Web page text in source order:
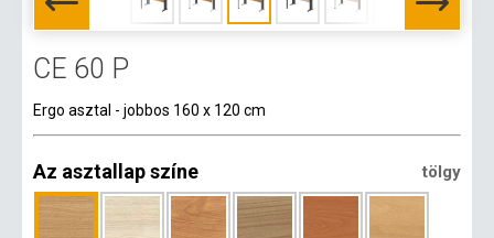
CE 60 P
Ergo asztal - jobbos 160 x 120 cm
Az asztallap színe tölgy